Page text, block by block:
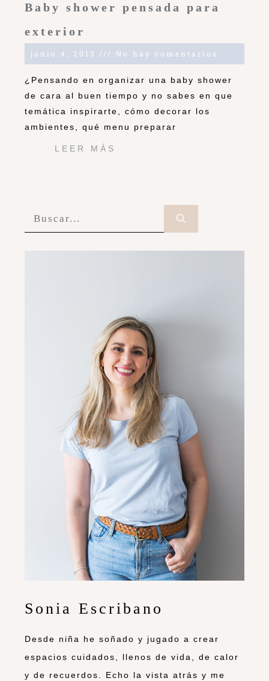
Baby shower pensada para
exterior
junio 4, 2013 No hay comentarios
¿Pensando en organizar una baby shower
de cara al buen tiempo y no sabes en que
temática inspirarte, cómo decorar los
ambientes, qué menu preparar
LEER MÁS
Sonia Escribano
Desde niña he soñado y jugado a crear
espacios cuidados, llenos de vida, de calor
y de recuerdos. Echo la vista atrás y me